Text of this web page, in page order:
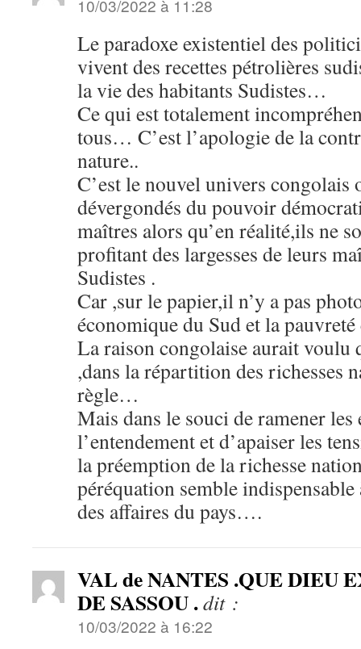
10/03/2022 à 11:28
Le paradoxe existentiel des
vivent des recettes pétrolières
la vie des habitants Sudistes…
Ce qui est totalement
tous… C’est l’apologie de la
nature..
C’est le nouvel univers congolais
dévergondés du pouvoir
maîtres alors qu’en réalité,ils ne
profitant des largesses de leurs
Sudistes .
Car ,sur le papier,il n’y a pas
économique du Sud et la
La raison congolaise aurait voulu
,dans la répartition des richesses
règle…
Mais dans le souci de ramener les
l’entendement et d’apaiser les
la préemption de la richesse
péréquation semble
des affaires du pays….
VAL de NANTES .QUE DIEU
DE SASSOU .dit :
10/03/2022 à 16:22